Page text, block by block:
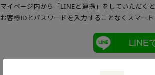
マイページ内から「LINEと連携」をしていただく
お客様IDとパスワードを入力することなくスマート
LINE